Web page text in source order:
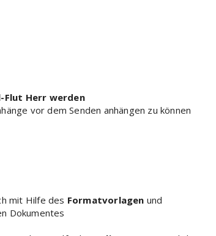
Flut Herr werden
vor dem Senden anhängen zu können
mit Hilfe des Formatvorlagen und
Dokumentes